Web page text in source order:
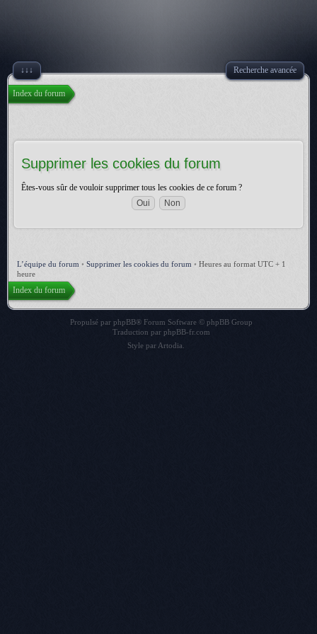
↓↓↓ Recherche avancée
Index du forum
Supprimer les cookies du forum
Êtes-vous sûr de vouloir supprimer tous les cookies de ce forum ?
L’équipe du forum • Supprimer les cookies du forum • Heures au format UTC + 1
heure
Index du forum
Propulsé par phpBB® Forum Software © phpBB Group
Traduction par phpBB-fr.com
Style par Artodia